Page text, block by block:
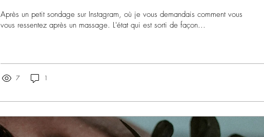
Après un petit sondage sur Instagram, où je vous demandais comment vous
vous ressentez après un massage. L'état qui est sorti de façon...
7 1